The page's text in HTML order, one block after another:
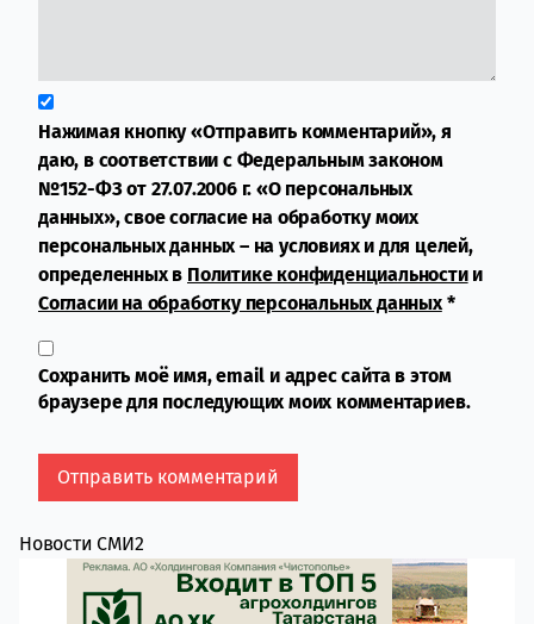
Нажимая кнопку «Отправить комментарий», я
даю, в соответствии с Федеральным законом
№152-ФЗ от 27.07.2006 г. «О персональных
данных», свое согласие на обработку моих
персональных данных – на условиях и для целей,
определенных в Политике конфиденциальностии
Согласии на обработку персональных данных*
Сохранить моё имя, email и адрес сайта в этом
браузере для последующих моих комментариев.
Новости СМИ2